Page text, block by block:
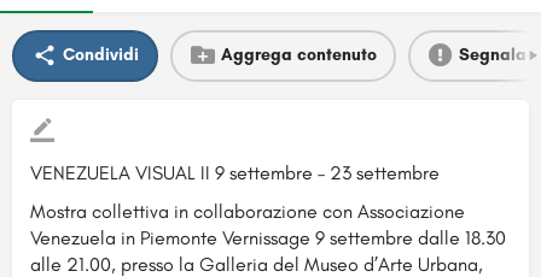
Condividi Aggrega contenuto Segnala
VENEZUELA VISUAL II 9 settembre – 23 settembre
Mostra collettiva in collaborazione con Associazione
Venezuela in Piemonte Vernissage 9 settembre dalle 18.30
alle 21.00, presso la Galleria del Museo d’Arte Urbana,